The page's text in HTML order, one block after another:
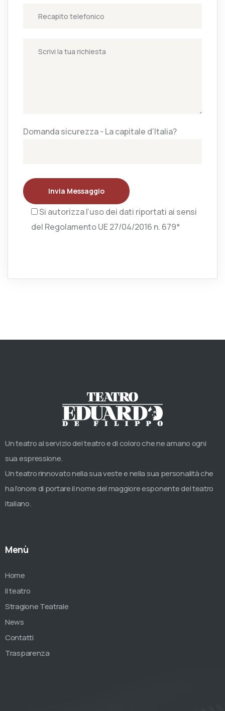
Domanda sicurezza - La capitale d'Italia?
Invia Messaggio
Si autorizza l’uso dei dati riportati ai sensi
del Regolamento UE 27/04/2016 n. 679*
Un teatro al servizio del teatro e di coloro che ne amano ogni
sua espressione.
Un teatro rinnovato nella sua veste e nella sua personalità che
ha l’onore di portare il nome del maggiore esponente del teatro
italiano.
Menù
Home
Il teatro
Stragione Teatrale
News
Contatti
Trasparenza